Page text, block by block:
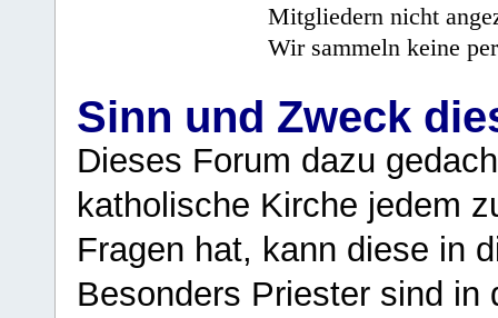
Mitgliedern nicht
Wir sammeln keine
Sinn und Zweck
Dieses Forum dazu
katholische Kirche jedem
Fragen hat, kann diese in
Besonders Priester sind in